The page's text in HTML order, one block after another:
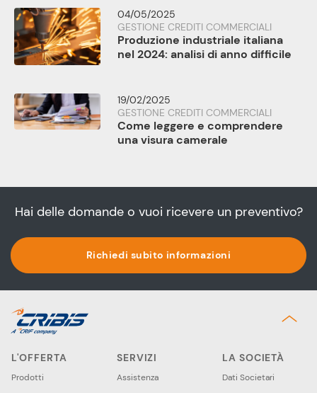
04/05/2025
GESTIONE CREDITI COMMERCIALI
Produzione industriale italiana
nel 2024: analisi di anno difficile
19/02/2025
GESTIONE CREDITI COMMERCIALI
Come leggere e comprendere
una visura camerale
Hai delle domande o vuoi ricevere un preventivo?
Richiedi subito informazioni
L'OFFERTA
Prodotti
SERVIZI
Assistenza
LA SOCIETÀ
Dati Societari